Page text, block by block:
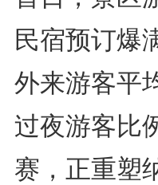
民宿预订爆
外来游客平
过夜游客比
赛，正重塑